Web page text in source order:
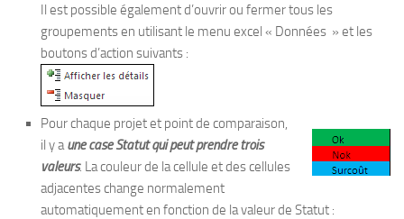
Il est possible également d’ouvrir ou fermer tous les
groupements en utilisant le menu excel « Données » et les
boutons d’action suivants :
Pour chaque projet et point de comparaison,
il y a une case Statut qui peut prendre trois
valeurs. La couleur de la cellule et des cellules
adjacentes change normalement
automatiquement en fonction de la valeur de Statut :